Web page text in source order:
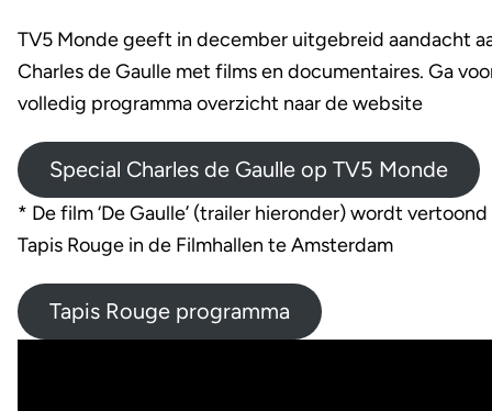
TV5 Monde geeft in december uitgebreid aandacht
Charles de Gaulle met films en documentaires. Ga
volledig programma overzicht naar de website
Special Charles de Gaulle op TV5 Monde
* De film ‘De Gaulle’ (trailer hieronder) wordt
Tapis Rouge in de Filmhallen te Amsterdam
Tapis Rouge programma